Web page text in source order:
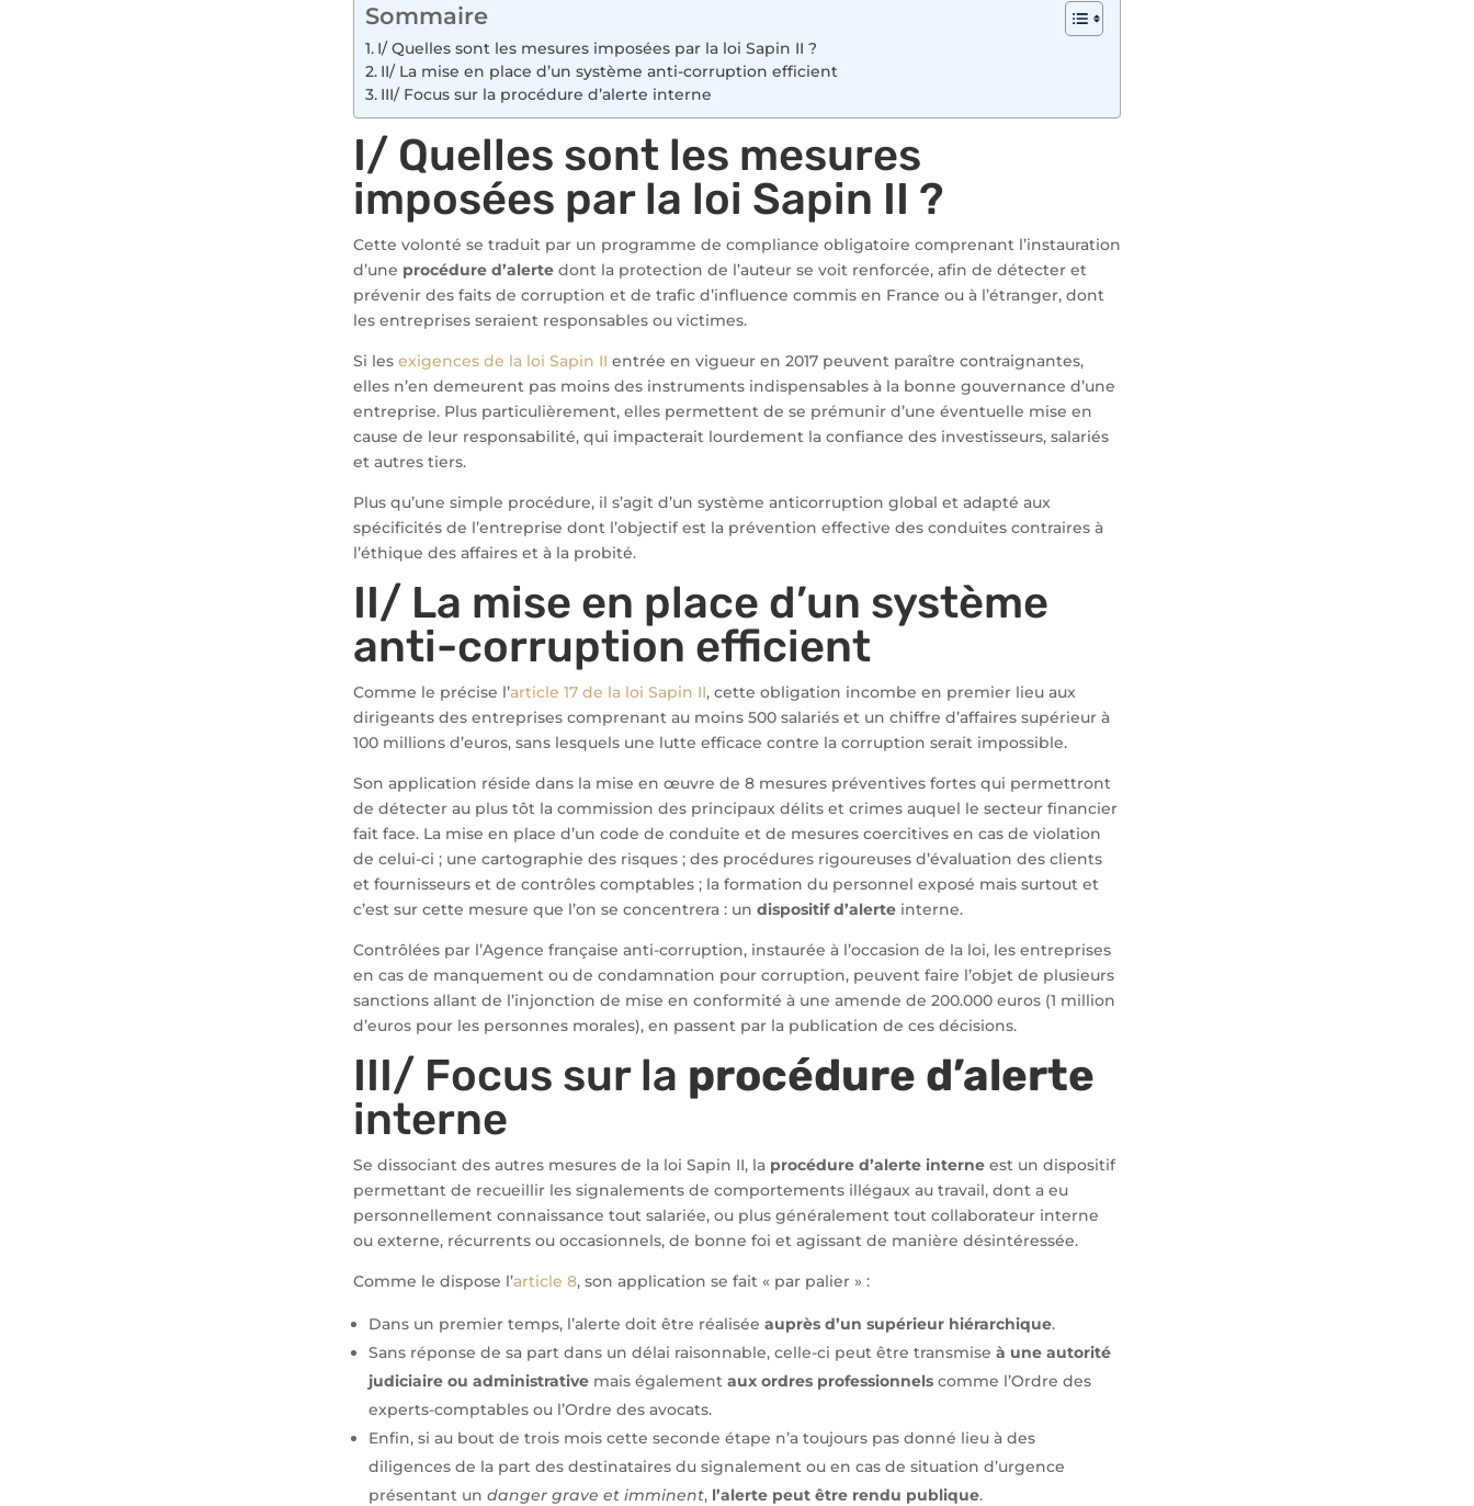
Sommaire
I/ Quelles sont les mesures imposées par la loi Sapin II ?
II/ La mise en place d’un système anti-corruption efficient
III/ Focus sur la procédure d’alerte interne
I/ Quelles sont les mesures
imposées par la loi Sapin II ?
Cette volonté se traduit par un programme de compliance obligatoire comprenant l’instauration
d’une procédure d’alerte dont la protection de l’auteur se voit renforcée, afin de détecter et
prévenir des faits de corruption et de trafic d’influence commis en France ou à l’étranger, dont
les entreprises seraient responsables ou victimes.
Si les exigences de la loi Sapin II entrée en vigueur en 2017 peuvent paraître contraignantes,
elles n’en demeurent pas moins des instruments indispensables à la bonne gouvernance d’une
entreprise. Plus particulièrement, elles permettent de se prémunir d’une éventuelle mise en
cause de leur responsabilité, qui impacterait lourdement la confiance des investisseurs, salariés
et autres tiers.
Plus qu’une simple procédure, il s’agit d’un système anticorruption global et adapté aux
spécificités de l’entreprise dont l’objectif est la prévention effective des conduites contraires à
l’éthique des affaires et à la probité.
II/ La mise en place d’un système
anti-corruption efficient
Comme le précise l’article 17 de la loi Sapin II, cette obligation incombe en premier lieu aux
dirigeants des entreprises comprenant au moins 500 salariés et un chiffre d’affaires supérieur à
100 millions d’euros, sans lesquels une lutte efficace contre la corruption serait impossible.
Son application réside dans la mise en œuvre de 8 mesures préventives fortes qui permettront
de détecter au plus tôt la commission des principaux délits et crimes auquel le secteur financier
fait face. La mise en place d’un code de conduite et de mesures coercitives en cas de violation
de celui-ci ; une cartographie des risques ; des procédures rigoureuses d’évaluation des clients
et fournisseurs et de contrôles comptables ; la formation du personnel exposé mais surtout et
c’est sur cette mesure que l’on se concentrera : un dispositif d’alerte interne.
Contrôlées par l’Agence française anti-corruption, instaurée à l’occasion de la loi, les entreprises
en cas de manquement ou de condamnation pour corruption, peuvent faire l’objet de plusieurs
sanctions allant de l’injonction de mise en conformité à une amende de 200.000 euros (1 million
d’euros pour les personnes morales), en passent par la publication de ces décisions.
III/ Focus sur la procédure d’alerte
interne
Se dissociant des autres mesures de la loi Sapin II, la procédure d’alerte interne est un dispositif
permettant de recueillir les signalements de comportements illégaux au travail, dont a eu
personnellement connaissance tout salariée, ou plus généralement tout collaborateur interne
ou externe, récurrents ou occasionnels, de bonne foi et agissant de manière désintéressée.
Comme le dispose l’article 8, son application se fait « par palier » :
Dans un premier temps, l’alerte doit être réalisée auprès d’un supérieur hiérarchique.
Sans réponse de sa part dans un délai raisonnable, celle-ci peut être transmise à une autorité
judiciaire ou administrative mais également aux ordres professionnels comme l’Ordre des
experts-comptables ou l’Ordre des avocats.
Enfin, si au bout de trois mois cette seconde étape n’a toujours pas donné lieu à des
diligences de la part des destinataires du signalement ou en cas de situation d’urgence
présentant un danger grave et imminent, l’alerte peut être rendu publique.